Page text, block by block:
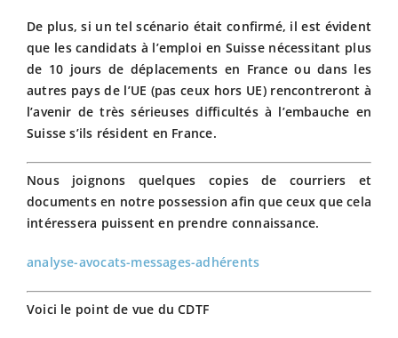
De plus, si un tel scénario était confirmé, il est évident
que les candidats à l’emploi en Suisse nécessitant plus
de 10 jours de déplacements en France ou dans les
autres pays de l’UE (pas ceux hors UE) rencontreront à
l’avenir de très sérieuses difficultés à l’embauche en
Suisse s’ils résident en France.
Nous joignons quelques copies de courriers et
documents en notre possession afin que ceux que cela
intéressera puissent en prendre connaissance.
analyse-avocats-messages-adhérents
Voici le point de vue du CDTF